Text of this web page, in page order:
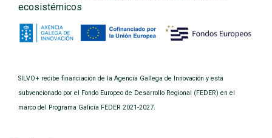
ecosistémicos
SILVO+ recibe financiación de la Agencia Gallega de Innovación y está
subvencionado por el Fondo Europeo de Desarrollo Regional (FEDER) en el
marco del Programa Galicia FEDER 2021-2027.